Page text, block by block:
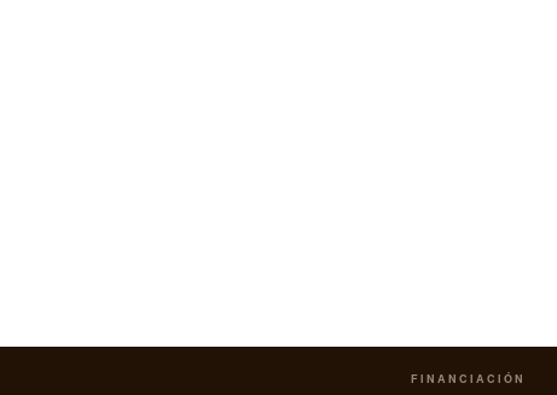
FINANCIACIÓN